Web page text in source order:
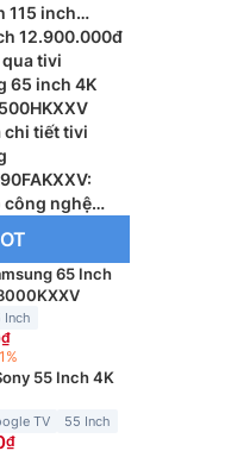
115 inch
12.900.000đ
tivi
65 inch 4K
chi tiết tivi
công nghệ
thế hệ mới
65 Inch
Inch
55 Inch 4K
TV 55 Inch